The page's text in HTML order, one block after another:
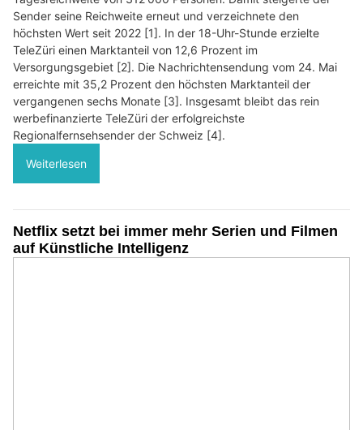
Sender seine Reichweite erneut und verzeichnete den
höchsten Wert seit 2022 [1]. In der 18-Uhr-Stunde erzielte
TeleZüri einen Marktanteil von 12,6 Prozent im
Versorgungsgebiet [2]. Die Nachrichtensendung vom 24. Mai
erreichte mit 35,2 Prozent den höchsten Marktanteil der
vergangenen sechs Monate [3]. Insgesamt bleibt das rein
werbefinanzierte TeleZüri der erfolgreichste
Regionalfernsehsender der Schweiz [4].
Weiterlesen
Netflix setzt bei immer mehr Serien und Filmen
auf Künstliche Intelligenz